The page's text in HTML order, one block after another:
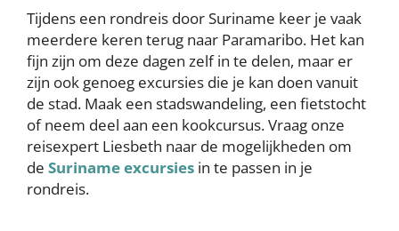
Tijdens een rondreis door Suriname keer je vaak
meerdere keren terug naar Paramaribo. Het kan
fijn zijn om deze dagen zelf in te delen, maar er
zijn ook genoeg excursies die je kan doen vanuit
de stad. Maak een stadswandeling, een fietstocht
of neem deel aan een kookcursus. Vraag onze
reisexpert Liesbeth naar de mogelijkheden om
de Suriname excursies in te passen in je
rondreis.